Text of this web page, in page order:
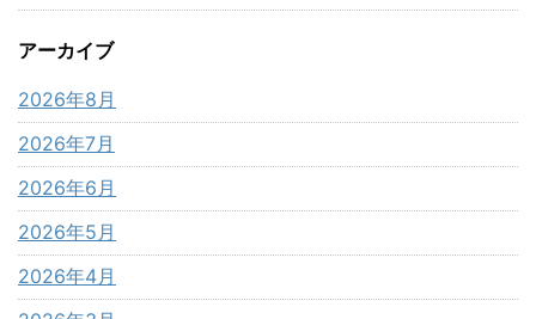
アーカイブ
2026年8月
2026年7月
2026年6月
2026年5月
2026年4月